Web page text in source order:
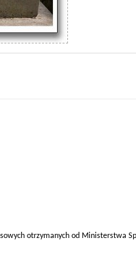
otrzymanych od Ministerstwa